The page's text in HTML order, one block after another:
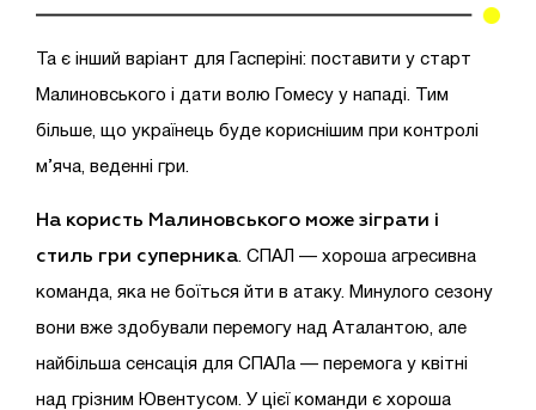
Та є інший варіант для Гасперіні: поставити у старт
Малиновського і дати волю Гомесу у нападі. Тим
більше, що українець буде кориснішим при контролі
м’яча, веденні гри.
На користь Малиновського може зіграти і
стиль гри суперника . СПАЛ — хороша агресивна
команда, яка не боїться йти в атаку. Минулого сезону
вони вже здобували перемогу над Аталантою, але
найбільша сенсація для СПАЛа — перемога у квітні
над грізним Ювентусом. У цієї команди є хороша